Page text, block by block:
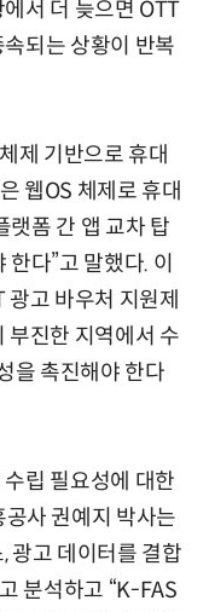
서 더 늦으면 OTT
되는 상황이 반복
제 기반으로 휴대
웹OS 체제로 휴대
랫폼 간 앱 교차 탑
다”고 말했다. 이
고 바우처 지원제
부진한 지역에서 수
을 촉진해야 한다
립 필요성에 대한
사 권예지 박사는
광고 데이터를 결합
분석하고 “K-FAS